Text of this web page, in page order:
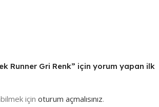
Runner Gri Renk” için yorum yapan ilk
için oturum açmalısınız.